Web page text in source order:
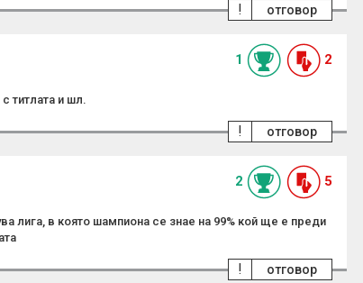
отговор
!
1 2
титлата и шл.
отговор
!
2 5
лига, в която шампиона се знае на 99% кой ще е преди
отговор
!